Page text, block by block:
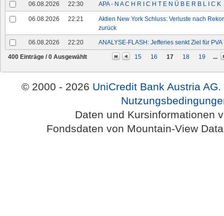
06.08.2026 22:30 APA - N A C H R I C H T E N Ü B E R B L I C K
06.08.2026 22:21
Aktien New York Schluss: Verluste nach
zurück
06.08.2026 22:20 ANALYSE-FLASH: Jefferies senkt Ziel für
400 Einträge /0 Ausgewählt 15 16 17 18 19 ...
© 2000 - 2026 UniCredit Bank Austria AG.
Daten und Kursinformationen
Fondsdaten von Mountain-View